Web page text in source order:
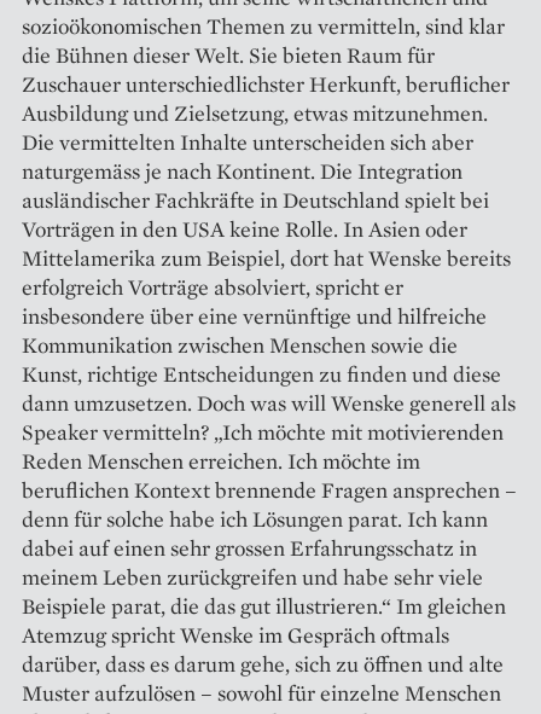
sozioökonomischen Themen zu vermitteln, sind klar
die Bühnen dieser Welt. Sie bieten Raum für
Zuschauer unterschiedlichster Herkunft, beruflicher
Ausbildung und Zielsetzung, etwas mitzunehmen.
Die ­vermittelten Inhalte unterscheiden sich aber
natur­gemäss je nach Kontinent. Die Integration
ausländischer Fachkräfte in Deutschland spielt bei
Vorträgen in den USA keine Rolle. In Asien oder
Mittelamerika zum Beispiel, dort hat Wenske bereits
erfolgreich Vorträge absolviert, spricht er
insbesondere über eine vernünftige und hilfreiche
Kommunikation zwischen Menschen sowie die
Kunst, richtige Entscheidungen zu finden und diese
dann umzusetzen. Doch was will Wenske generell als
Speaker vermitteln? „Ich möchte mit motivierenden
Reden Menschen erreichen. Ich möchte im
beruflichen Kontext brennende Fragen ansprechen –
denn für solche habe ich Lösungen parat. Ich kann
dabei auf einen sehr grossen Erfahrungsschatz in
meinem Leben zurückgreifen und habe sehr viele
Beispiele parat, die das gut illustrieren.“ Im gleichen
Atemzug spricht Wenske im Gespräch oftmals
darüber, dass es darum gehe, sich zu öffnen und alte
Muster aufzulösen – sowohl für einzelne Menschen